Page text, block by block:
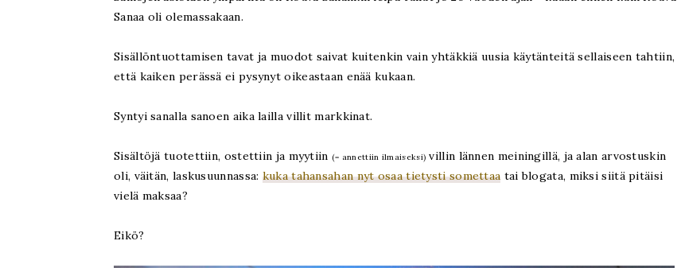
Sanaa oli olemassakaan.
Sisällöntuottamisen tavat ja muodot saivat kuitenkin vain yhtäkkiä uusia käytänteitä sellaiseen tahtiin,
että kaiken perässä ei pysynyt oikeastaan enää kukaan.
Syntyi sanalla sanoen aika lailla villit markkinat.
Sisältöjä tuotettiin, ostettiin ja myytiin (= annettiin ilmaiseksi) villin lännen meiningillä, ja alan arvostuskin
oli, väitän, laskusuunnassa: kuka tahansahan nyt osaa tietysti somettaa tai blogata, miksi siitä pitäisi
vielä maksaa?
Eikö?